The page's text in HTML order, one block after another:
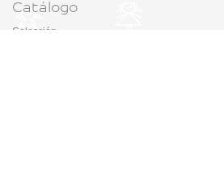
Catálogo
Colección